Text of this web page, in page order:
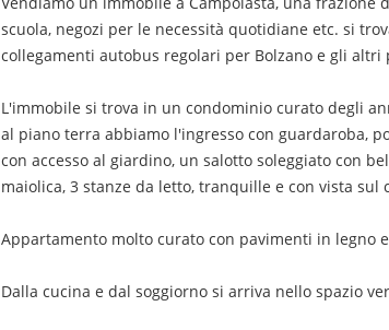
scuola, negozi per le necessità quotidiane etc. si
collegamenti autobus regolari per Bolzano e gli altri
L'immobile si trova in un condominio curato degli
al piano terra abbiamo l'ingresso con guardaroba,
con accesso al giardino, un salotto soleggiato con
maiolica, 3 stanze da letto, tranquille e con vista
Appartamento molto curato con pavimenti in legno
Dalla cucina e dal soggiorno si arriva nello spazio